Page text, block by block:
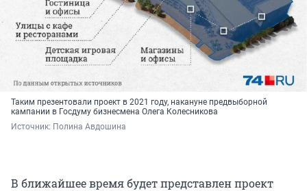
Таким презентовали проект в 2021 году, накануне предвыборной
кампании в Госдуму бизнесмена Олега Колесникова
Источник: Полина Авдошина
В ближайшее время будет представлен проект